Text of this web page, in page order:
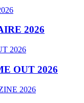
2026
OUT 2026